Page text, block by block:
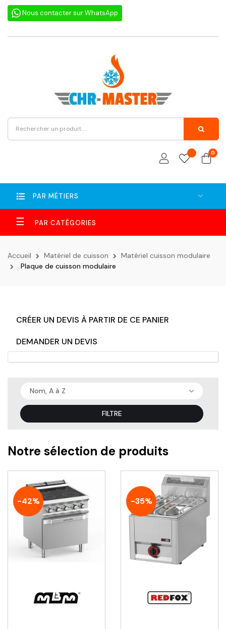
Nous contacter sur WhatsApp
0
PAR MÉTIERS
Basculer
la
navigation
☰
Accueil Matériel de cuisson
Matériel cuisson modulaire
Plaque de cuisson modulaire
CRÉER UN DEVIS À PARTIR DE CE PANIER
DEMANDER UN DEVIS
Nom, A à Z
FILTRE
Notre sélection de produits
-42% -35%